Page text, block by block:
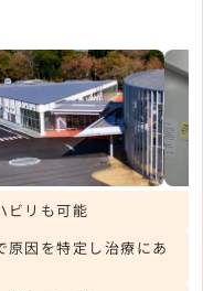
ビリも可能
原因を特定し治療にあ